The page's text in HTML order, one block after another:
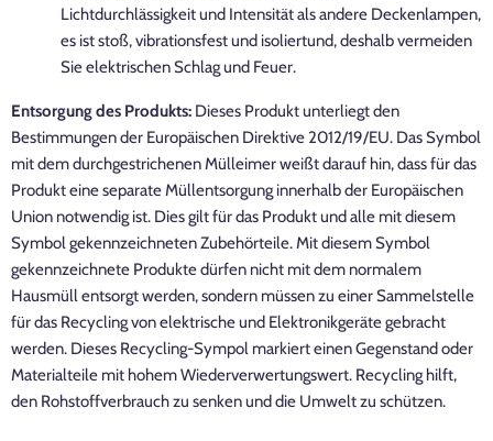
Lichtdurchlässigkeit und Intensität als andere Deckenlampen,
es ist stoß, vibrationsfest und isoliertund, deshalb vermeiden
Sie elektrischen Schlag und Feuer.
Entsorgung des Produkts: Dieses Produkt unterliegt den
Bestimmungen der Europäischen Direktive 2012/19/EU. Das Symbol
mit dem durchgestrichenen Mülleimer weißt darauf hin, dass für das
Produkt eine separate Müllentsorgung innerhalb der Europäischen
Union notwendig ist. Dies gilt für das Produkt und alle mit diesem
Symbol gekennzeichneten Zubehörteile. Mit diesem Symbol
gekennzeichnete Produkte dürfen nicht mit dem normalem
Hausmüll entsorgt werden, sondern müssen zu einer Sammelstelle
für das Recycling von elektrische und Elektronikgeräte gebracht
werden. Dieses Recycling-Sympol markiert einen Gegenstand oder
Materialteile mit hohem Wiederverwertungswert. Recycling hilft,
den Rohstoffverbrauch zu senken und die Umwelt zu schützen.